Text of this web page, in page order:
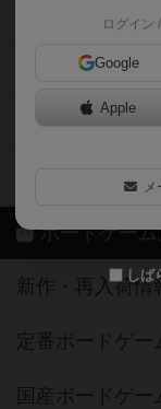
ログイン
Google
Apple
メ
しば
掲示板・トピッ
ボドとも・会員
ボードゲーム
ボドゲーマご
ボードゲー
新作・再入荷情
定番ボードゲー
国産ボードゲー